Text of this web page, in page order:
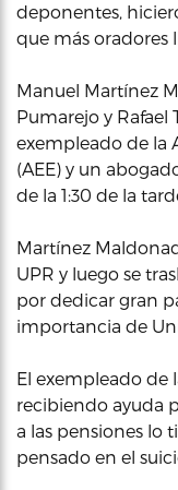
deponentes,
que más oradores
Manuel Martínez
Pumarejo y Rafael
exempleado de la
(AEE) y un
de la 1:30 de la
Martínez
UPR y luego se
por dedicar gran
importancia de
El exempleado de
recibiendo ayuda
a las pensiones lo
pensado en el